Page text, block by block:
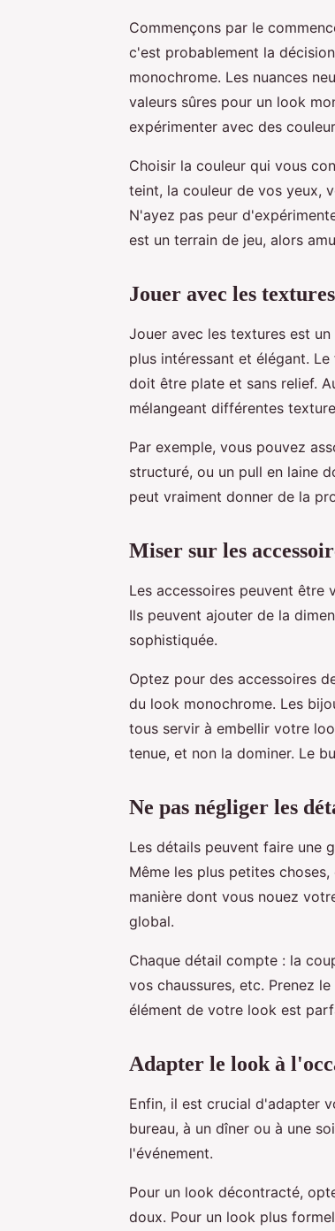
Commençons par le
c'est probablement la
monochrome. Les nuances
valeurs sûres pour un look
expérimenter avec des
Choisir la couleur qui vous
teint, la couleur de vos yeux,
N'ayez pas peur
est un terrain de jeu, alors
Jouer avec les textures
Jouer avec les textures est
plus intéressant et élégant.
doit être plate et sans relief.
mélangeant différentes
Par exemple, vous pouvez
structuré, ou un pull en laine
peut vraiment donner de la
Miser sur les
Les accessoires peuvent être
Ils peuvent ajouter de la
sophistiquée.
Optez pour des accessoires
du look monochrome. Les
tous servir à embellir votre
tenue, et non la dominer. Le
Ne pas négliger les
Les détails peuvent faire une
Même les plus petites
manière dont vous nouez
global.
Chaque détail compte : la
vos chaussures, etc. Prenez
élément de votre look est
Adapter le look à
Enfin, il est crucial d'adapter
bureau, à un dîner ou à une
l'événement.
Pour un look décontracté,
doux. Pour un look plus